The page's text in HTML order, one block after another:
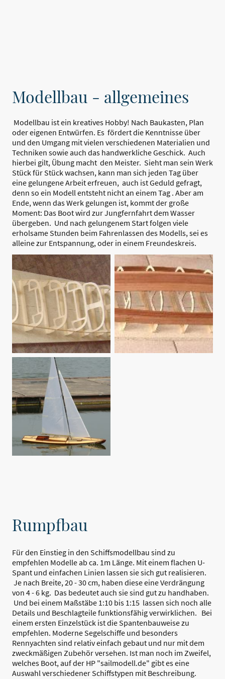
Modellbau - allgemeines
Modellbau ist ein kreatives Hobby! Nach Baukasten, Plan
oder eigenen Entwürfen. Es fördert die Kenntnisse über
und den Umgang mit vielen verschiedenen Materialien und
Techniken sowie auch das handwerkliche Geschick. Auch
hierbei gilt, Übung macht den Meister. Sieht man sein Werk
Stück für Stück wachsen, kann man sich jeden Tag über
eine gelungene Arbeit erfreuen, auch ist Geduld gefragt,
denn so ein Modell entsteht nicht an einem Tag . Aber am
Ende, wenn das Werk gelungen ist, kommt der große
Moment: Das Boot wird zur Jungfernfahrt dem Wasser
übergeben. Und nach gelungenem Start folgen viele
erholsame Stunden beim Fahrenlassen des Modells, sei es
alleine zur Entspannung, oder in einem Freundeskreis.
Rumpfbau
Für den Einstieg in den Schiffsmodellbau sind zu
empfehlen Modelle ab ca. 1m Länge. Mit einem flachen U-
Spant und einfachen Linien lassen sie sich gut realisieren.
Je nach Breite, 20 - 30 cm, haben diese eine Verdrängung
von 4 - 6 kg. Das bedeutet auch sie sind gut zu handhaben.
Und bei einem Maßstäbe 1:10 bis 1:15 lassen sich noch alle
Details und Beschlagteile funktionsfähig verwirklichen. Bei
einem ersten Einzelstück ist die Spantenbauweise zu
empfehlen. Moderne Segelschiffe und besonders
Rennyachten sind relativ einfach gebaut und nur mit dem
zweckmäßigen Zubehör versehen. Ist man noch im Zweifel,
welches Boot, auf der HP "sailmodell.de" gibt es eine
Auswahl verschiedener Schiffstypen mit Beschreibung.